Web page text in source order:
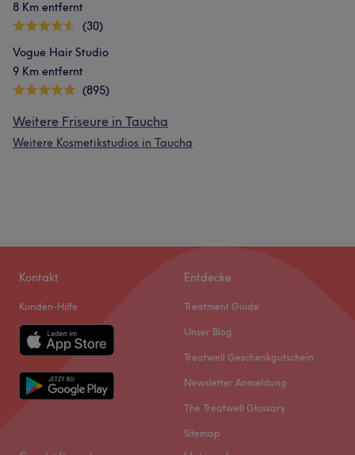
8 Km entfernt
(30)
Vogue Hair Studio
9 Km entfernt
(895)
Weitere Friseure in Taucha
Weitere Kosmetikstudios in Taucha
Kontakt
Kunden-Hilfe
Entdecke
Treatment Guide
Unser Blog
Treatwell Geschenkgutschein
Newsletter Anmeldung
The Treatwell Glossary
Sitemap